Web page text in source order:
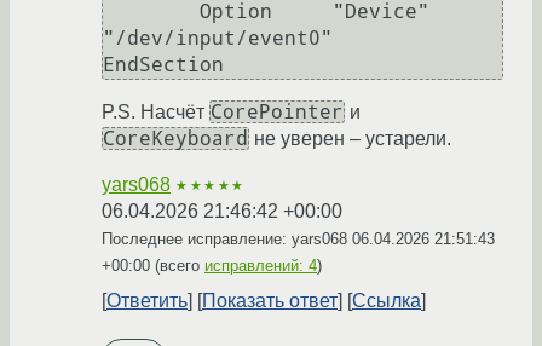
"/dev/input/event0"
P.S. Насчёт CorePointer и
CoreKeyboard не уверен – устарели.
yars068 ★★★★★
06.04.2026 21:46:42 +00:00
Последнее исправление: yars068 06.04.2026 21:51:43
+00:00 (всего исправлений: 4)
Ответить Показать ответ Ссылка